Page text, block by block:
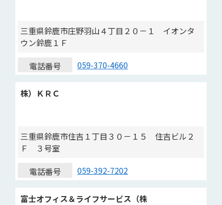
三重県鈴鹿市庄野羽山４丁目２０－１ イオンタ
ウン鈴鹿１Ｆ
電話番号
059-370-4660
株）ＫＲＣ
三重県鈴鹿市住吉１丁目３０－１５ 住吉ビル２
Ｆ ３号室
電話番号
059-392-7202
富士オフィス＆ライフサービス（株